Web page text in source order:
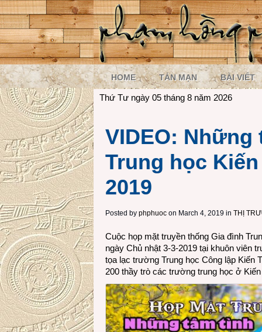
HOME TẢN MẠN BÀI VIẾT
Thứ Tư ngày 05 tháng 8 năm 2026
VIDEO: Những
Trung học
2019
Posted by phphuoc on March 4, 2019 in THỊ
Cuộc họp mặt truyền thống Gia đình
ngày Chủ nhật 3-3-2019 tại khuôn
tọa lạc trường Trung học Công lập
200 thầy trò các trường trung học ở